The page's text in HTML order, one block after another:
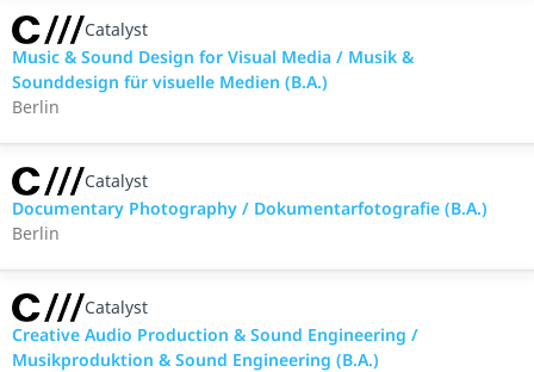
Catalyst
Music & Sound Design for Visual Media / Musik &
Sounddesign für visuelle Medien (B.A.)
Berlin
Catalyst
Documentary Photography / Dokumentarfotografie (B.A.)
Berlin
Catalyst
Creative Audio Production & Sound Engineering /
Musikproduktion & Sound Engineering (B.A.)